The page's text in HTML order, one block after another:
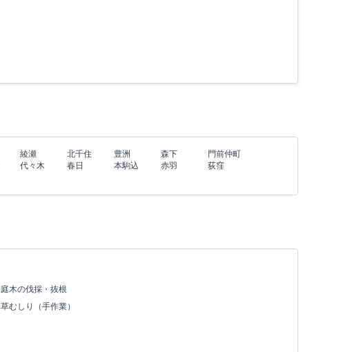
綾瀬 北千住 豊洲 森下
門前仲町
代々木 春日 本駒込 赤羽
荻窪
庭木の伐採・抜根
草むしり（手作業）